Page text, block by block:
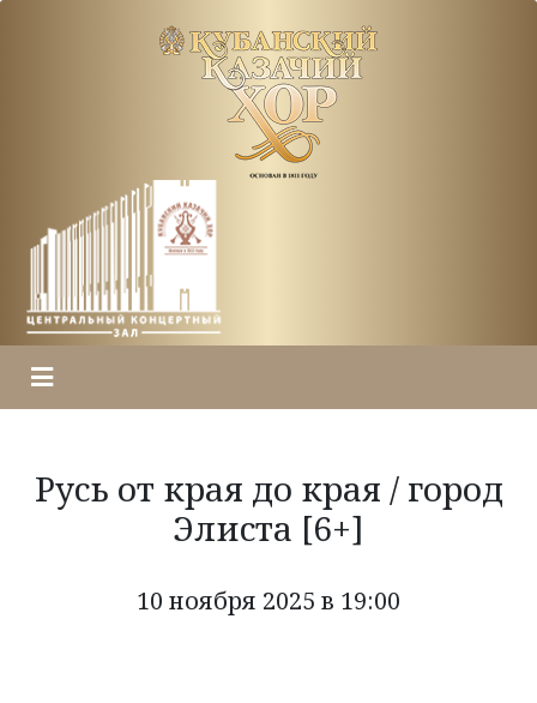
Русь от края до края / город
Элиста [6+]
10 ноября 2025 в 19:00